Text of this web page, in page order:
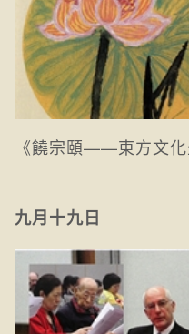
《饒宗頤——東方文化
九月十九日